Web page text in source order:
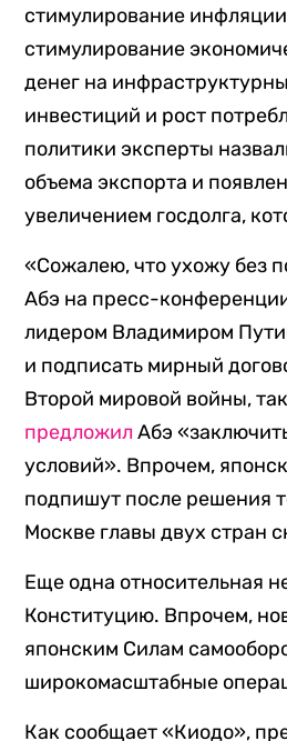
стимулирование
стимулирование
денег на
инвестиций и рост
политики эксперты
объема экспорта и
увеличением госдолга,
«Сожалею, что ухожу без
Абэ на пресс-
лидером Владимиром
и подписать мирный
Второй мировой войны,
предложил Абэ
условий». Впрочем,
подпишут после решения
Москве главы двух стран
Еще одна относительная
Конституцию. Впрочем,
японским Силам
широкомасштабные
Как сообщает «Киодо»,